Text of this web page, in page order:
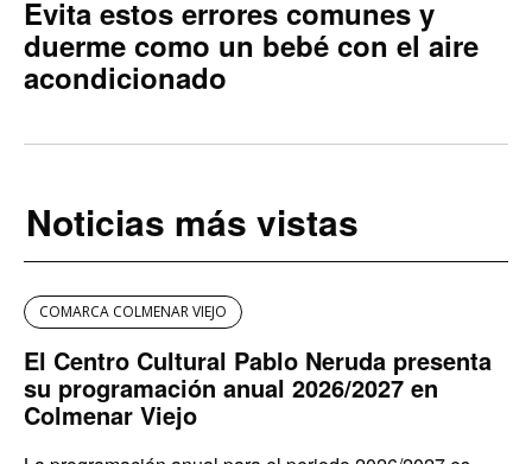
Evita estos errores comunes y
duerme como un bebé con el aire
acondicionado
Noticias más vistas
COMARCA COLMENAR VIEJO
El Centro Cultural Pablo Neruda presenta
su programación anual 2026/2027 en
Colmenar Viejo